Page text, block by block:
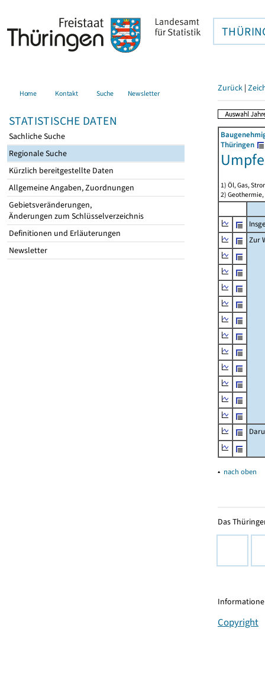
Home Kontakt Suche Newsletter
STATISTISCHE DATEN
Sachliche Suche
Regionale Suche
Kürzlich bereitgestellte Daten
Allgemeine Angaben, Zuordnungen
Gebietsveränderungen,
Änderungen zum Schlüsselverzeichnis
Definitionen und Erläuterungen
Newsletter
Zurück |
Thüringen
1) Öl, Gas,
2)
Zur
▴ nach oben
Das
Copyright